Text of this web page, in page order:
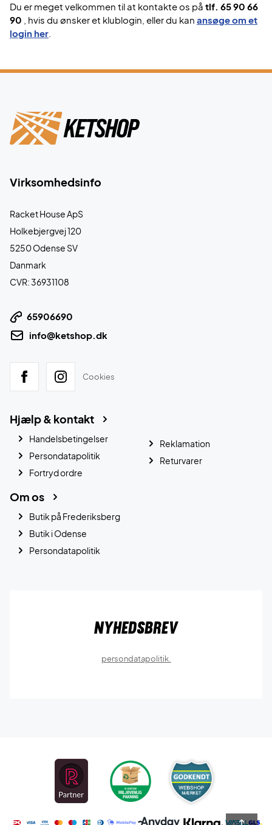
Du er meget velkommen til at kontakte os på tlf. 65 90 66
90
, hvis du ønsker et klublogin, eller du kan ansøge om et
login her
Virksomhedsinfo
Racket House ApS
Holkebjergvej 120
5250 Odense SV
Danmark
CVR: 36931108
65906690
info@ketshop.dk
Cookies
Hjælp & kontakt
Handelsbetingelser
Persondatapolitik
Fortryd ordre
Reklamation
Returvarer
Om os
Butik på Frederiksberg
Butik i Odense
Persondatapolitik
Nyhedsbrev
persondatapolitik.